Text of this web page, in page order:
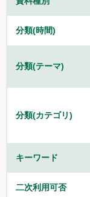
分類(時間)
分類(テーマ)
分類(カテゴリ)
キーワード
二次利用可否